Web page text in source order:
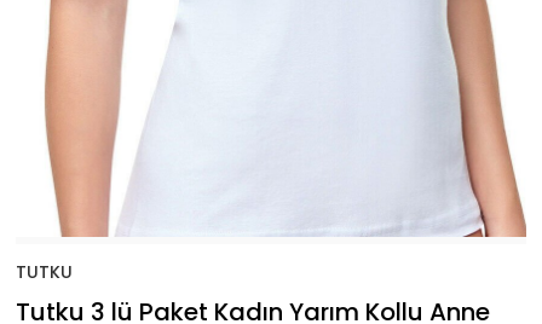
TUTKU
Tutku 3 lü Paket Kadın Yarım Kollu Anne